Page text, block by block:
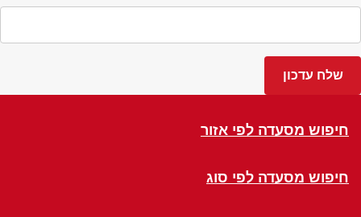
חיפוש מסעדה לפי אזור
חיפוש מסעדה לפי סוג